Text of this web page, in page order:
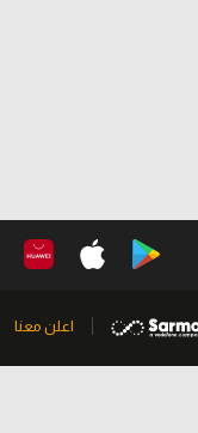
اعلن معنا